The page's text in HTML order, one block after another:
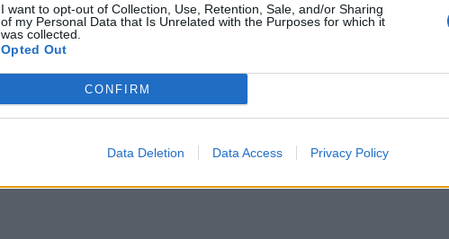
I want to opt-out of Collection, Use, Retention, Sale, and/or Sharing
of my Personal Data that Is Unrelated with the Purposes for which it
was collected.
Opted Out
CONFIRM
Data Deletion Data Access Privacy Policy